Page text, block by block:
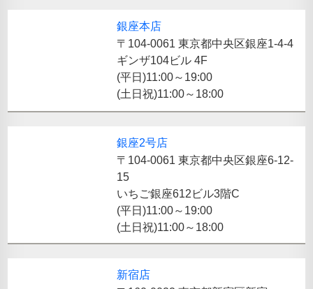
銀座本店
〒104-0061 東京都中央区銀座1-4-4
ギンザ104ビル 4F
(平日)11:00～19:00
(土日祝)11:00～18:00
銀座2号店
〒104-0061 東京都中央区銀座6-12-
15
いちご銀座612ビル3階C
(平日)11:00～19:00
(土日祝)11:00～18:00
新宿店